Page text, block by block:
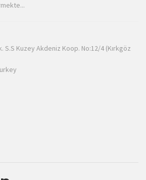
S.S Kuzey Akdeniz Koop. No:12/4 (Kırkgöz